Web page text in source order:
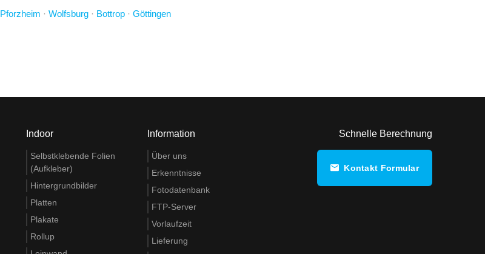
Pforzheim · Wolfsburg · Bottrop · Göttingen
Indoor
Selbstklebende Folien
(Aufkleber)
Hintergrundbilder
Platten
Plakate
Rollup
Information
Über uns
Erkenntnisse
Fotodatenbank
FTP-Server
Vorlaufzeit
Lieferung
Schnelle Berechnung
Kontakt Formular